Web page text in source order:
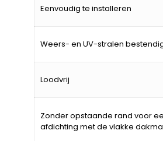
Eenvoudig te installeren
Weers- en UV-stralen
Loodvrij
Zonder opstaande rand voor
afdichting met de vlakke